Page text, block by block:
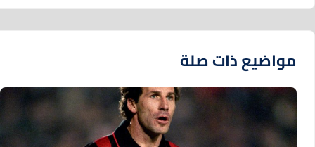
مواضيع ذات صلة